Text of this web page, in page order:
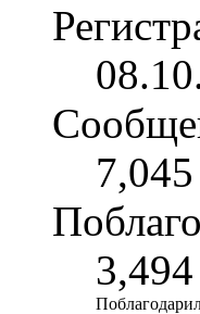
7,045
3,494